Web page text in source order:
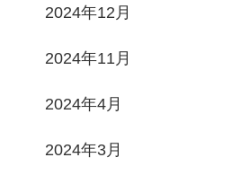
2024年12月
2024年11月
2024年4月
2024年3月